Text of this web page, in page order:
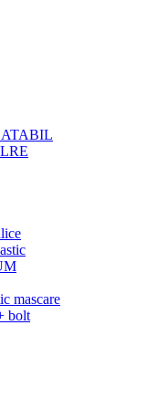
mascare
bolt